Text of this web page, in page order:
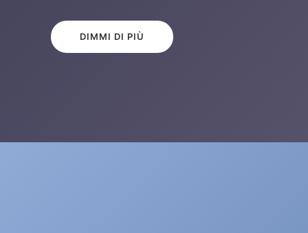
DIMMI DI PIÙ